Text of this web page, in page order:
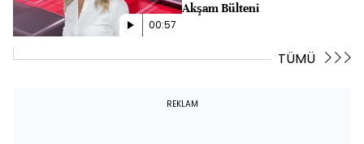
00:57
Akşam Bülteni
TÜMÜ
REKLAM